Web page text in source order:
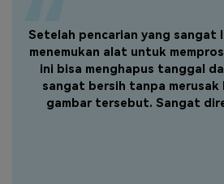
Setelah pencarian yang sangat
menemukan alat untuk
ini bisa menghapus tanggal
sangat bersih tanpa merusak
gambar tersebut. Sangat